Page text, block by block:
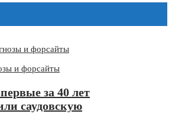
и форсайты
за 40 лет
саудовскую